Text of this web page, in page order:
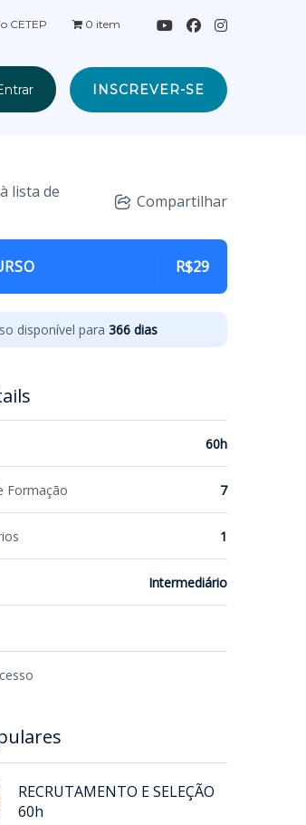
CETEP 0 item
INSCREVER-SE
lista de
Compartilhar
R$29
disponível para 366 dias
60h
Formação 7
1
Intermediário
RECRUTAMENTO E SELEÇÃO
60h